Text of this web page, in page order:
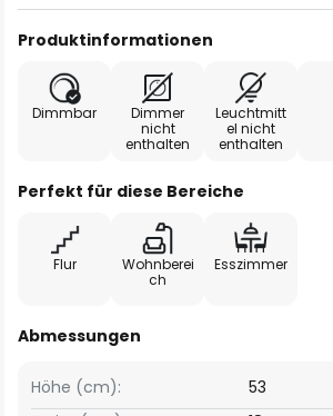
Produktinformationen
Dimmbar
Dimmer
nicht
enthalten
Leuchtmitt
el nicht
enthalten
Perfekt für diese Bereiche
Flur
Wohnberei
ch
Esszimmer
Abmessungen
Höhe (cm): 53